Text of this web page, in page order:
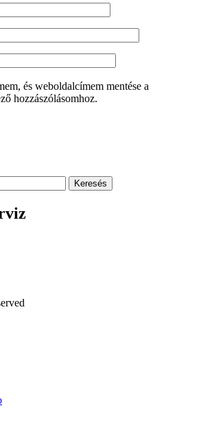
és weboldalcímem mentése a
hozzászólásomhoz.